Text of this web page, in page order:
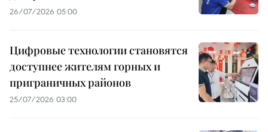
26/07/2026 05:00
Цифровые технологии становятся
доступнее жителям горных и
приграничных районов
25/07/2026 03:00